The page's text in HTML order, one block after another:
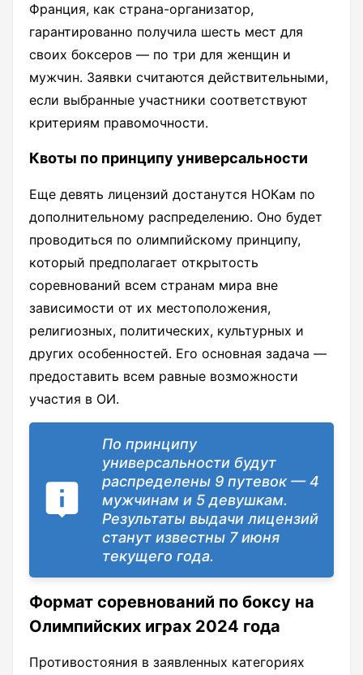
Франция, как страна-организатор,
гарантированно получила шесть мест для
своих боксеров — по три для женщин и
мужчин. Заявки считаются действительными,
если выбранные участники соответствуют
критериям правомочности.
Квоты по принципу универсальности
Еще девять лицензий достанутся НОКам по
дополнительному распределению. Оно будет
проводиться по олимпийскому принципу,
который предполагает открытость
соревнований всем странам мира вне
зависимости от их местоположения,
религиозных, политических, культурных и
других особенностей. Его основная задача —
предоставить всем равные возможности
участия в ОИ.
По принципу
универсальности будут
распределены 9 путевок — 4
мужчинам и 5 девушкам.
Результаты выдачи лицензий
станут известны 7 июня
текущего года.
Формат соревнований по боксу на
Олимпийских играх 2024 года
Противостояния в заявленных категориях